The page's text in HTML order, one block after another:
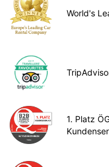
World's
1. Platz